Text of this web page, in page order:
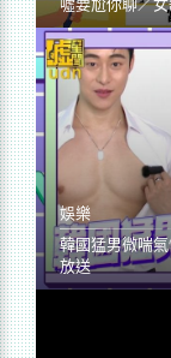
噓要尬你聊／
娛樂
韓國猛男微喘
放送